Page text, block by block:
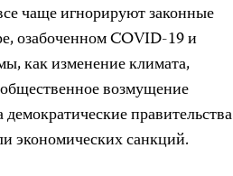
чаще игнорируют законные
озабоченном COVID-19 и
как изменение климата,
возмущение
правительства
экономических санкций.